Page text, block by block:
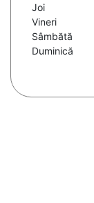
Joi
Vineri
Sâmbătă
Duminică